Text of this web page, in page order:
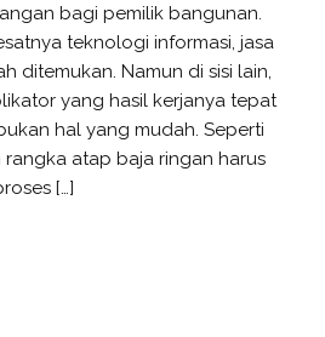
bagi pemilik bangunan.
teknologi informasi, jasa
ditemukan. Namun di sisi lain,
yang hasil kerjanya tepat
hal yang mudah. Seperti
atap baja ringan harus
[…]